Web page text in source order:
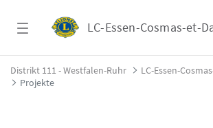
LC-Essen-Cosmas-et-
Projekte - LC-Essen-Cosmas-
Distrikt 111 - Westfalen-Ruhr
LC-Essen-
Projekte